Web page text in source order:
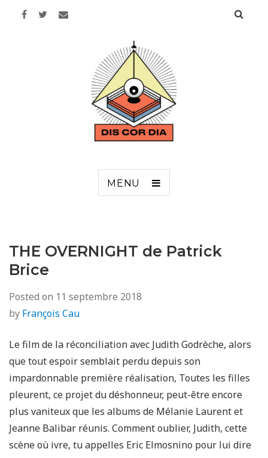
MENU
THE OVERNIGHT de Patrick
Brice
Posted on 11 septembre 2018
by François Cau
Le film de la réconciliation avec Judith Godrèche, alors
que tout espoir semblait perdu depuis son
impardonnable première réalisation, Toutes les filles
pleurent, ce projet du déshonneur, peut-être encore
plus vaniteux que les albums de Mélanie Laurent et
Jeanne Balibar réunis. Comment oublier, Judith, cette
scène où ivre, tu appelles Eric Elmosnino pour lui dire